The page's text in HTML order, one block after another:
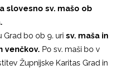
slovesno sv. mašo ob
Grad bo ob 9. uri sv. maša in
venčkov. Po sv. maši bo v
Župnijske Karitas Grad in